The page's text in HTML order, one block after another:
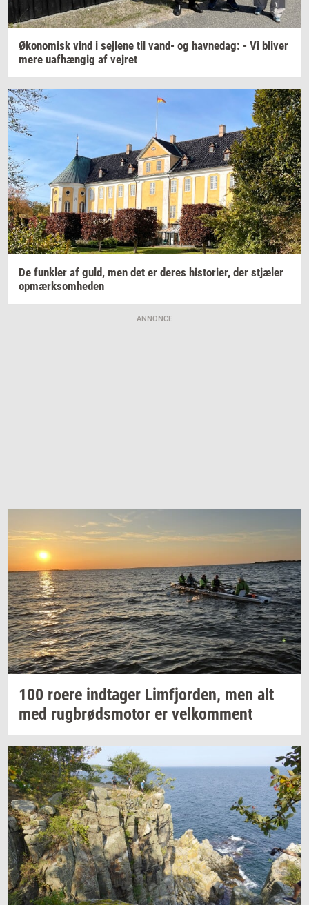
Øko­no­misk vind i sej­le­ne til vand- og hav­nedag: - Vi bli­ver
mere uaf­hæn­gig af vej­ret
De funk­ler af guld, men det er deres hi­sto­ri­er, der stjæ­ler
op­mærk­som­he­den
ANNONCE
100 roere ind­ta­ger Lim­fjor­den, men alt
med rug­brøds­mo­tor er vel­kom­ment